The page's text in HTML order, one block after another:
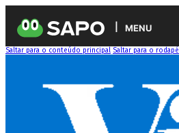
MENU
Saltar para o conteúdo principal Saltar para o rodapé